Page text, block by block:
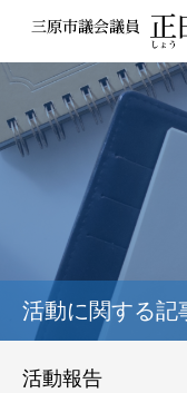
活動に関する記
活動報告
プロフィール
私の政策
活動報告
議員レポート